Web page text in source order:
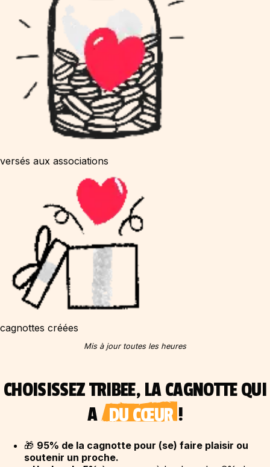
versés aux associations
cagnottes créées
Mis à jour toutes les heures
CHOISISSEZ TRIBEE, LA CAGNOTTE QUI
A DU CŒUR!
🎁 95% de la cagnotte pour (se) faire plaisir ou
soutenir un proche.